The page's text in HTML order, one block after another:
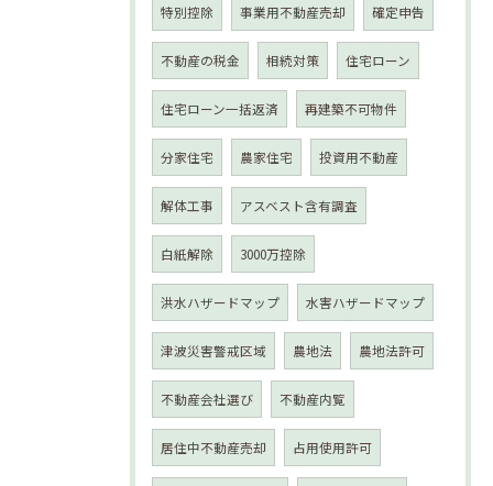
特別控除 事業用不動産売却 確定申告
不動産の税金 相続対策 住宅ローン
住宅ローン一括返済 再建築不可物件
分家住宅 農家住宅 投資用不動産
解体工事 アスベスト含有調査
白紙解除 3000万控除
洪水ハザードマップ 水害ハザードマップ
津波災害警戒区域 農地法 農地法許可
不動産会社選び 不動産内覧
居住中不動産売却 占用使用許可